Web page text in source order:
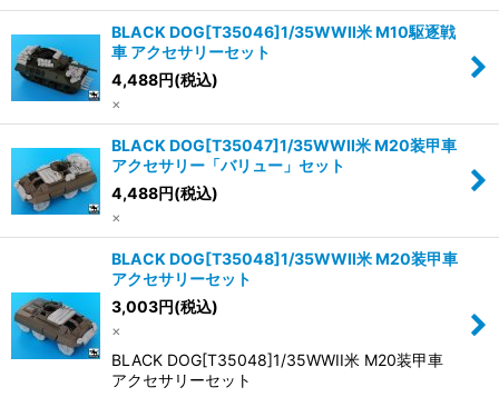
BLACK DOG[T35046]1/35WWII米 M10駆逐戦
車 アクセサリーセット
4,488円(税込)
×
BLACK DOG[T35047]1/35WWII米 M20装甲車
アクセサリー「バリュー」セット
4,488円(税込)
×
BLACK DOG[T35048]1/35WWII米 M20装甲車
アクセサリーセット
3,003円(税込)
×
BLACK DOG[T35048]1/35WWII米 M20装甲車
アクセサリーセット